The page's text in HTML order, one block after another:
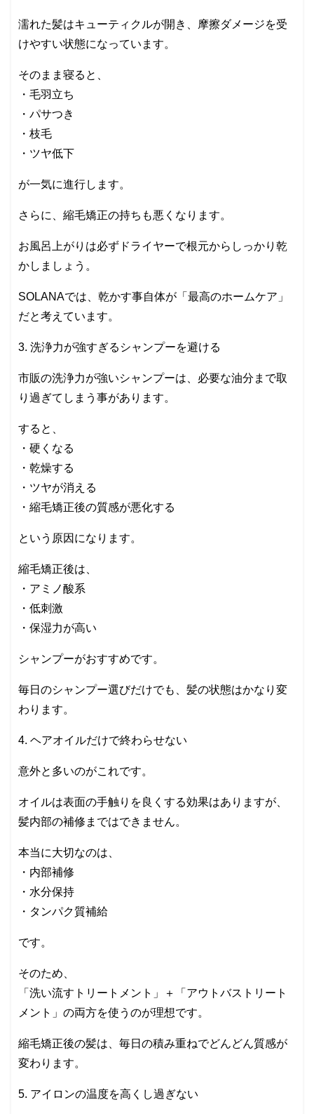
濡れた髪はキューティクルが開き、摩擦ダメージを受
けやすい状態になっています。
そのまま寝ると、
・毛羽立ち
・パサつき
・枝毛
・ツヤ低下
が一気に進行します。
さらに、縮毛矯正の持ちも悪くなります。
お風呂上がりは必ずドライヤーで根元からしっかり乾
かしましょう。
SOLANAでは、乾かす事自体が「最高のホームケア」
だと考えています。
3. 洗浄力が強すぎるシャンプーを避ける
市販の洗浄力が強いシャンプーは、必要な油分まで取
り過ぎてしまう事があります。
すると、
・硬くなる
・乾燥する
・ツヤが消える
・縮毛矯正後の質感が悪化する
という原因になります。
縮毛矯正後は、
・アミノ酸系
・低刺激
・保湿力が高い
シャンプーがおすすめです。
毎日のシャンプー選びだけでも、髪の状態はかなり変
わります。
4. ヘアオイルだけで終わらせない
意外と多いのがこれです。
オイルは表面の手触りを良くする効果はありますが、
髪内部の補修まではできません。
本当に大切なのは、
・内部補修
・水分保持
・タンパク質補給
です。
そのため、
「洗い流すトリートメント」＋「アウトバストリート
メント」の両方を使うのが理想です。
縮毛矯正後の髪は、毎日の積み重ねでどんどん質感が
変わります。
5. アイロンの温度を高くし過ぎない